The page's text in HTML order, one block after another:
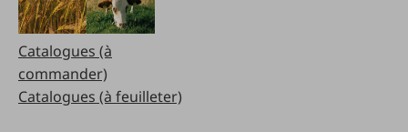
Catalogues (à
commander)
Catalogues (à feuilleter)